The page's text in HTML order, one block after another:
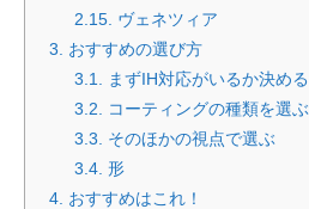
2.15. ヴェネツィア
3.
おすすめの選び方
3.1.
まずIH対応がいるか決める
3.2.
コーティングの種類を選ぶ
3.3.
そのほかの視点で選ぶ
3.4. 形
4. おすすめはこれ！